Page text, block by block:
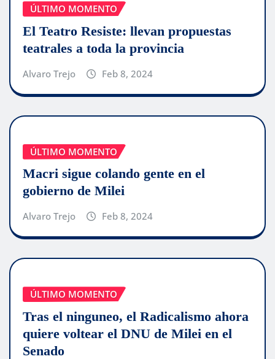
ÚLTIMO MOMENTO
El Teatro Resiste: llevan propuestas
teatrales a toda la provincia
Alvaro Trejo Feb 8, 2024
ÚLTIMO MOMENTO
Macri sigue colando gente en el
gobierno de Milei
Alvaro Trejo Feb 8, 2024
ÚLTIMO MOMENTO
Tras el ninguneo, el Radicalismo ahora
quiere voltear el DNU de Milei en el
Senado